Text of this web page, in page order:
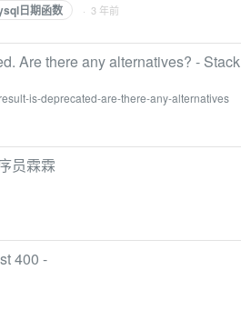
日期函数 · 3 年前
Are there any alternatives? - Stack
is-deprecated-are-there-any-alternatives
员霖霖
400 -